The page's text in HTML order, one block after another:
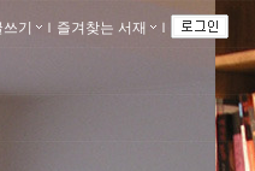
기 ｌ 즐겨찾는 서재 ｌ